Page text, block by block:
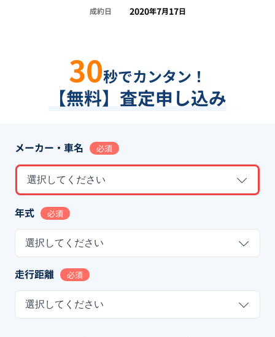
成約日
2020年7月17日
30秒でカンタン！
【無料】査定申し込み
メーカー・車名 必須
選択してください
年式 必須
選択してください
走行距離 必須
選択してください